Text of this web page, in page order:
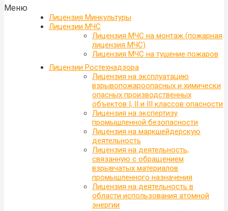
Меню
Лицензия Минкультуры
Лицензии МЧС
Лицензия МЧС на монтаж (пожарная
лицензия МЧС)
Лицензия МЧС на тушение пожаров
Лицензии Ростехнадзора
Лицензия на эксплуатацию
взрывопожароопасных и химически
опасных производственных
объектов I, II и III классов опасности
Лицензия на экспертизу
промышленной безопасности
Лицензия на маркшейдерскую
деятельность
Лицензия на деятельность,
связанную с обращением
взрывчатых материалов
промышленного назначения
Лицензия на деятельность в
области использования атомной
энергии